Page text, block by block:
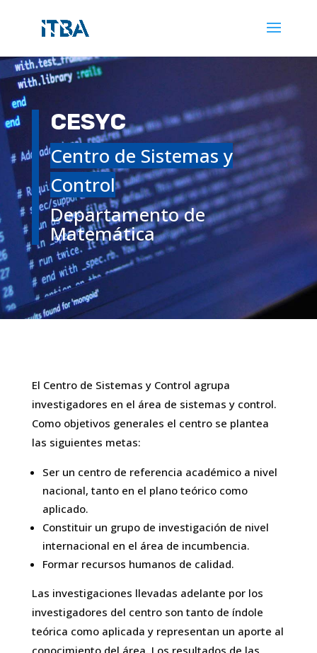
CESYC
Centro de Sistemas y
Control
Departamento de
Matemática
El Centro de Sistemas y Control agrupa
investigadores en el área de sistemas y control.
Como objetivos generales el centro se plantea
las siguientes metas:
Ser un centro de referencia académico a nivel
nacional, tanto en el plano teórico como
aplicado.
Constituir un grupo de investigación de nivel
internacional en el área de incumbencia.
Formar recursos humanos de calidad.
Las investigaciones llevadas adelante por los
investigadores del centro son tanto de índole
teórica como aplicada y representan un aporte al
conocimiento del área. Los resultados de las